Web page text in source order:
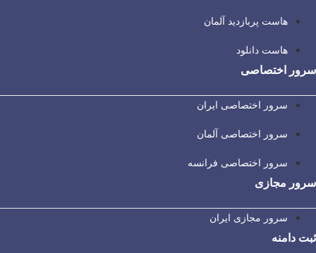
هاست پربازدید آلمان
هاست دانلود
سرور اختصاصی
سرور اختصاصی ایران
سرور اختصاصی آلمان
سرور اختصاصی فرانسه
سرور مجازی
سرور مجازی ایران
ثبت دامنه